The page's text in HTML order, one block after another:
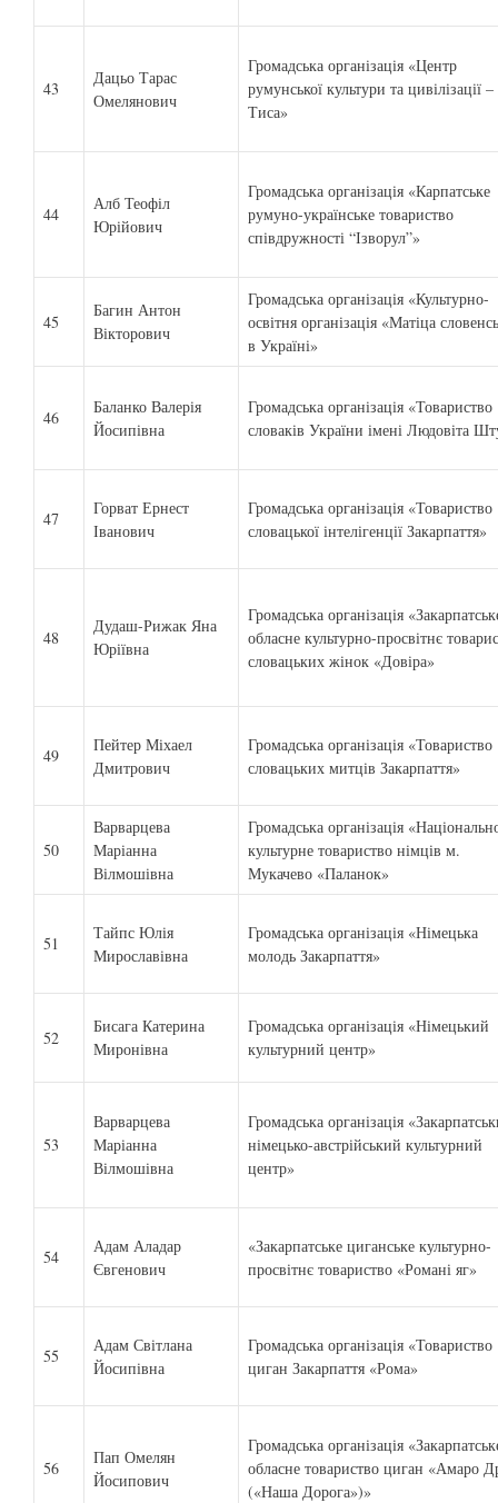
43
Дацьо Тарас
Омелянович
Громадська організація «Центр
румунської культури та цивілізації –
Тиса»
44
Алб Теофіл
Юрійович
Громадська організація «Карпатське
румуно-українське товариство
співдружності “Ізворул”»
45
Багин Антон
Вікторович
Громадська організація «Культурно-
освітня організація «Матіца
в Україні»
46
Баланко Валерія
Йосипівна
Громадська організація «Товариство
словаків України імені Людовіта
47
Горват Ернест
Іванович
Громадська організація «Товариство
словацької інтелігенції Закарпаття»
48
Дудаш-Рижак Яна
Юріївна
Громадська організація
обласне культурно-просвітнє
словацьких жінок «Довіра»
49
Пейтер Міхаел
Дмитрович
Громадська організація «Товариство
словацьких митців Закарпаття»
50
Варварцева
Маріанна
Вілмошівна
Громадська організація
культурне товариство німців м.
Мукачево «Паланок»
51
Тайпс Юлія
Мирославівна
Громадська організація «Німецька
молодь Закарпаття»
52
Бисага Катерина
Миронівна
Громадська організація «Німецький
культурний центр»
53
Варварцева
Маріанна
Вілмошівна
Громадська організація
німецько-австрійський культурний
центр»
54
Адам Аладар
Євгенович
«Закарпатське циганське культурно-
просвітнє товариство «Романі яг»
55
Адам Світлана
Йосипівна
Громадська організація «Товариство
циган Закарпаття «Рома»
56
Пап Омелян
Йосипович
Громадська організація
обласне товариство циган «Амаро
(«Наша Дорога»)»